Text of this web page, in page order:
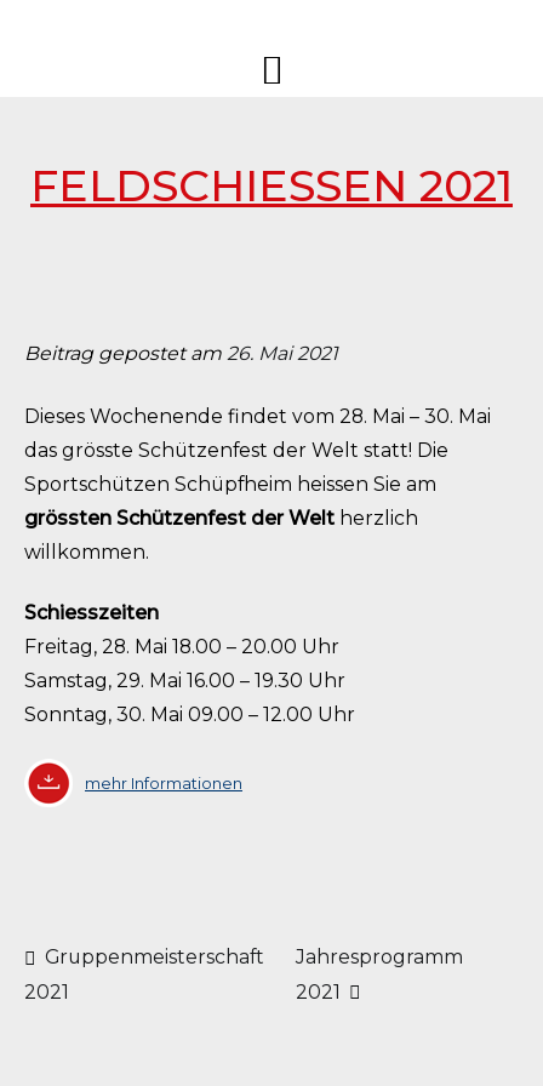
FELDSCHIESSEN 2021
Beitrag gepostet am 26. Mai 2021
Dieses Wochenende findet vom 28. Mai – 30. Mai
das grösste Schützenfest der Welt statt! Die
Sportschützen Schüpfheim heissen Sie am
grössten Schützenfest der Welt herzlich
willkommen.
Schiesszeiten
Freitag, 28. Mai 18.00 – 20.00 Uhr
Samstag, 29. Mai 16.00 – 19.30 Uhr
Sonntag, 30. Mai 09.00 – 12.00 Uhr
mehr Informationen
Beitragsnavigation
Gruppenmeisterschaft
2021
Jahresprogramm
2021